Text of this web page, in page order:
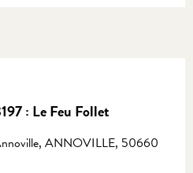
: Le Feu Follet
ANNOVILLE, 50660